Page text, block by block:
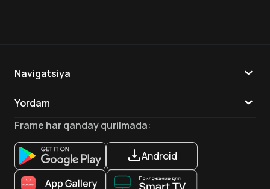
Navigatsiya
Yordam
Aloqa
Ilovalar
Frame har qanday qurilmada:
Android